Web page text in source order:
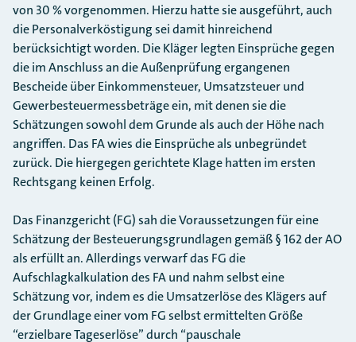
von 30 % vorgenommen. Hierzu hatte sie ausgeführt, auch
die Personalverköstigung sei damit hinreichend
berücksichtigt worden. Die Kläger legten Einsprüche gegen
die im Anschluss an die Außenprüfung ergangenen
Bescheide über Einkommensteuer, Umsatzsteuer und
Gewerbesteuermessbeträge ein, mit denen sie die
Schätzungen sowohl dem Grunde als auch der Höhe nach
angriffen. Das FA wies die Einsprüche als unbegründet
zurück. Die hiergegen gerichtete Klage hatten im ersten
Rechtsgang keinen Erfolg.
Das Finanzgericht (FG) sah die Voraussetzungen für eine
Schätzung der Besteuerungsgrundlagen gemäß § 162 der AO
als erfüllt an. Allerdings verwarf das FG die
Aufschlagkalkulation des FA und nahm selbst eine
Schätzung vor, indem es die Umsatzerlöse des Klägers auf
der Grundlage einer vom FG selbst ermittelten Größe
“erzielbare Tageserlöse” durch “pauschale